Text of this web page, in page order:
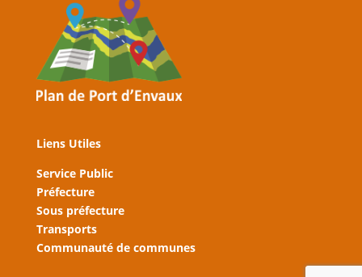
Liens Utiles
Service Public
Préfecture
Sous préfecture
Transports
Communauté de communes